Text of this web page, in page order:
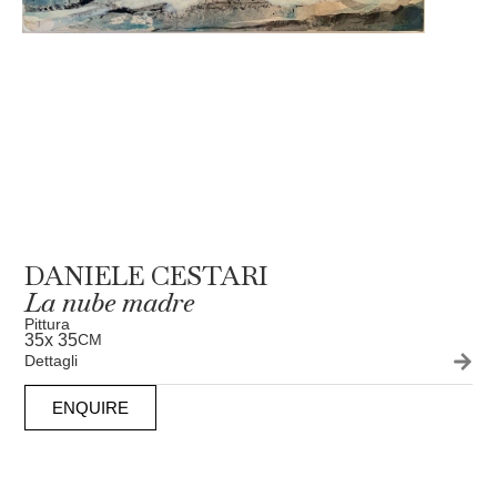
DANIELE CESTARI
La nube madre
Pittura
35x 35CM
Dettagli
ENQUIRE